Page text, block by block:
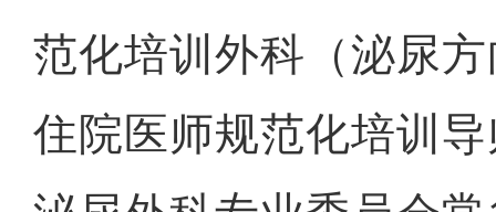
范化培训外科（泌尿
住院医师规范化培训